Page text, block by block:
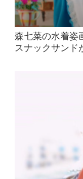
森七菜の水着姿
スナックサンド